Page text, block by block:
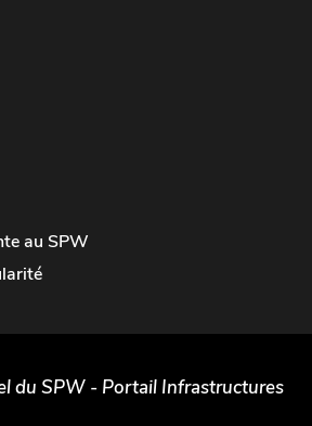
au SPW
du SPW - Portail Infrastructures